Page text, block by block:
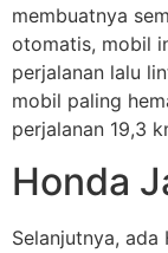
membuatnya
otomatis, mobil
perjalanan lalu
mobil paling
perjalanan 19,3
Honda
Selanjutnya,